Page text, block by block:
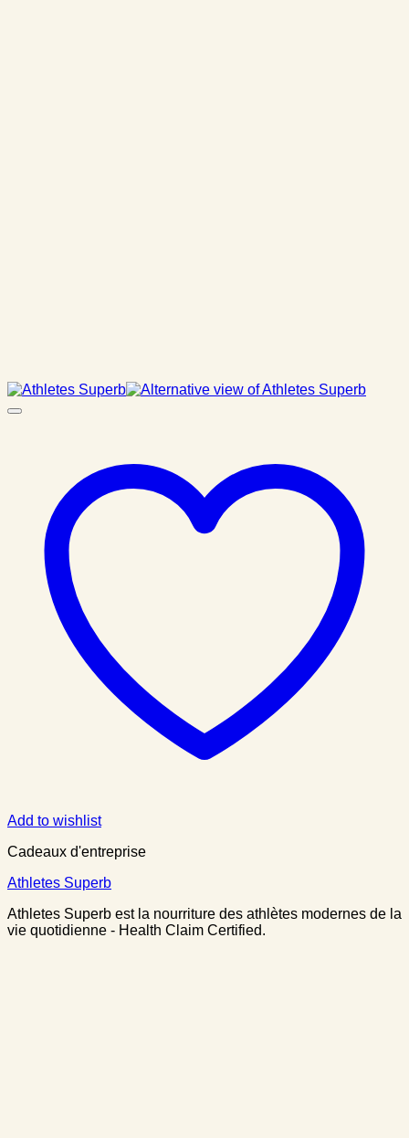
Add to wishlist
Cadeaux d'entreprise
Athletes Superb
Athletes Superb est la nourriture des athlètes modernes de la
vie quotidienne - Health Claim Certified.